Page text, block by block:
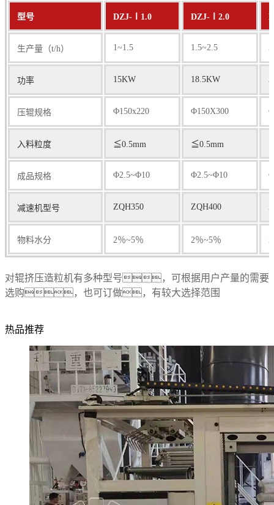
型号 DZJ-Ⅰ1.0 DZJ-Ⅰ2.0
生产量（t/h） 1~1.5 1.5~2.5
功率 15KW 18.5KW
压辊规格 Φ150x220 Φ150X300
入料粒度 ≦0.5mm ≦0.5mm
成品规格 Φ2.5~Φ10 Φ2.5~Φ10
减速机型号 ZQH350 ZQH400
物料水分 2％~5％ 2％~5％
对辊挤压造粒机有多种型号，可根据用户产量的需要
选购，也可订做，有较大选择范围
热品推荐